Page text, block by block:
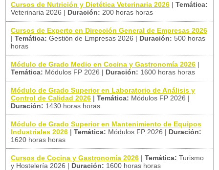
Cursos de Nutrición y Dietética Veterinaria 2026 | Temática:
Veterinaria 2026 | Duración: 200 horas horas
Cursos de Experto en Dirección General de Empresas 2026
| Temática: Gestión de Empresas 2026 | Duración: 500 horas
horas
Módulo de Grado Medio en Cocina y Gastronomía 2026 |
Temática: Módulos FP 2026 | Duración: 1600 horas horas
Módulo de Grado Superior en Laboratorio de Análisis y
Control de Calidad 2026 | Temática: Módulos FP 2026 |
Duración: 1430 horas horas
Módulo de Grado Superior en Mantenimiento de Equipos
Industriales 2026 | Temática: Módulos FP 2026 | Duración:
1620 horas horas
Cursos de Cocina y Gastronomía 2026 | Temática: Turismo
y Hostelería 2026 | Duración: 1600 horas horas